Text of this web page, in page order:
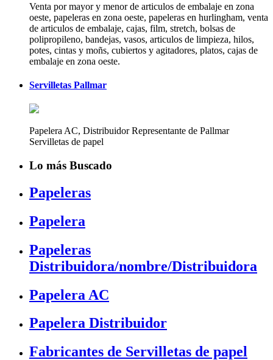
Venta por mayor y menor de articulos de embalaje en zona
oeste, papeleras en zona oeste, papeleras en hurlingham, venta
de articulos de embalaje, cajas, film, stretch, bolsas de
polipropileno, bandejas, vasos, articulos de limpieza, hilos,
potes, cintas y moñs, cubiertos y agitadores, platos, cajas de
embalaje en zona oeste.
Servilletas Pallmar
Papelera AC, Distribuidor Representante de Pallmar
Servilletas de papel
Lo más Buscado
Papeleras
Papelera
Papeleras
Distribuidora/nombre/Distribuidora
Papelera AC
Papelera Distribuidor
Fabricantes de Servilletas de papel